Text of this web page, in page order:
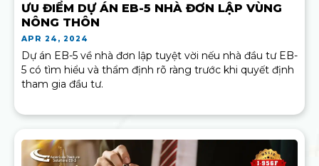
ƯU ĐIỂM DỰ ÁN EB-5 NHÀ ĐƠN LẬP VÙNG
NÔNG THÔN
APR 24, 2024
Dự án EB-5 về nhà đơn lập tuyệt vời nếu nhà đầu tư EB-
5 có tìm hiểu và thẩm định rõ ràng trước khi quyết định
tham gia đầu tư.